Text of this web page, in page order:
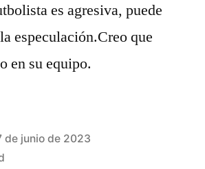
es agresiva, puede
especulación.Creo que
en su equipo.
de junio de 2023